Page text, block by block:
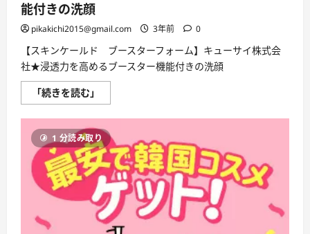
と
リ
ッ
ト
う
な
の？
【徹
底
解
説】
に
つ
い
て
さ
ら
能付きの洗顔
pikakichi2015@gmail.com 3年前 0
【スキンケールド ブースターフォーム】キューサイ株式会
社★浸透力を高めるブースター機能付きの洗顔
「続きを読む」
キ
ケ
ー
ル
ド
ブ
ー
ス
タ
ー
フ
ォ
ー
1 分読み取り